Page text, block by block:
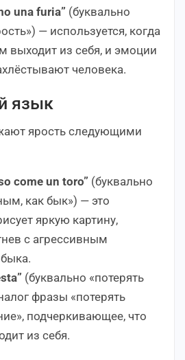
una furia” (буквально
— используется, когда
выходит из себя, и эмоции
человека.
язык
ярость следующими
come un toro” (буквально
как бык») — это
яркую картину,
с агрессивным
(буквально «потерять
фразы «потерять
подчеркивающее, что
из себя.